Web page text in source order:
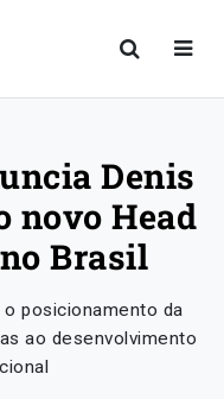
Denis
novo Head
Brasil
posicionamento da
ao desenvolvimento